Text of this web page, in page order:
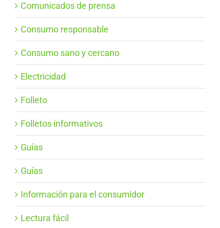
Comunicados de prensa
Consumo responsable
Consumo sano y cercano
Electricidad
Folleto
Folletos informativos
Guías
Guías
Información para el consumidor
Lectura fácil